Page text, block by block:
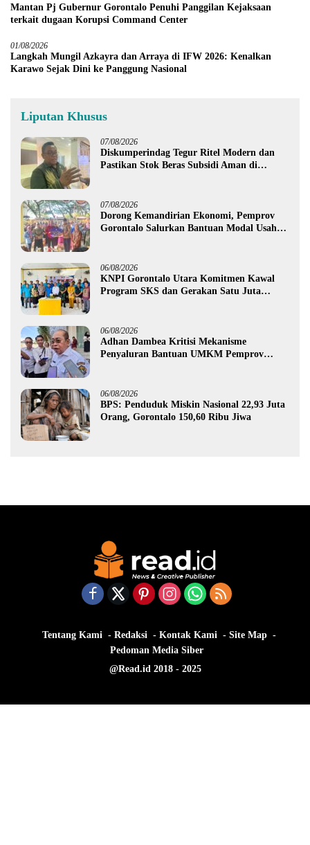
Mantan Pj Gubernur Gorontalo Penuhi Panggilan Kejaksaan
terkait dugaan Korupsi Command Center
01/08/2026
Langkah Mungil Azkayra dan Arraya di IFW 2026: Kenalkan
Karawo Sejak Dini ke Panggung Nasional
Liputan Khusus
07/08/2026
Diskumperindag Tegur Ritel Modern dan
Pastikan Stok Beras Subsidi Aman di
07/08/2026
Dorong Kemandirian Ekonomi, Pemprov
Gorontalo Salurkan Bantuan Modal Usaha
06/08/2026
KNPI Gorontalo Utara Komitmen Kawal
Program SKS dan Gerakan Satu Juta
06/08/2026
Adhan Dambea Kritisi Mekanisme
Penyaluran Bantuan UMKM Pemprov
06/08/2026
BPS: Penduduk Miskin Nasional 22,93 Juta
Orang, Gorontalo 150,60 Ribu Jiwa
Tentang Kami Redaksi Kontak Kami
Site Map
Pedoman Media Siber
@Read.id 2018 - 2025